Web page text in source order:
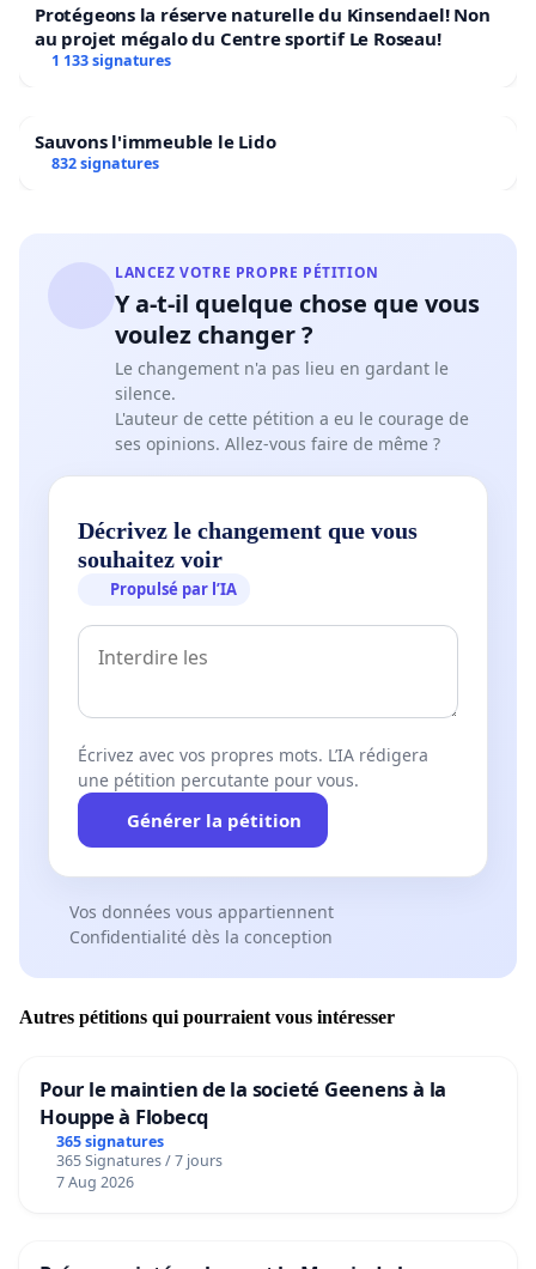
Protégeons la réserve naturelle du Kinsendael! Non
au projet mégalo du Centre sportif Le Roseau!
1 133 signatures
Sauvons l'immeuble le Lido
832 signatures
LANCEZ VOTRE PROPRE PÉTITION
Y a-t-il quelque chose que vous
voulez changer ?
Le changement n'a pas lieu en gardant le
silence.
L'auteur de cette pétition a eu le courage de
ses opinions. Allez-vous faire de même ?
Décrivez le changement que vous
souhaitez voir
Propulsé par l’IA
Écrivez avec vos propres mots. L’IA rédigera
une pétition percutante pour vous.
Générer la pétition
Vos données vous appartiennent
Confidentialité dès la conception
Autres pétitions qui pourraient vous intéresser
Pour le maintien de la societé Geenens à la
Houppe à Flobecq
365 signatures
365 Signatures / 7 jours
7 Aug 2026